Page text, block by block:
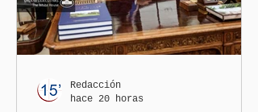
los gobiernos —porque hay
orientaciones políticas de
los gobiernos, llegan por
— es importante que México
tenga relaciones
Redacción
hace 20 horas